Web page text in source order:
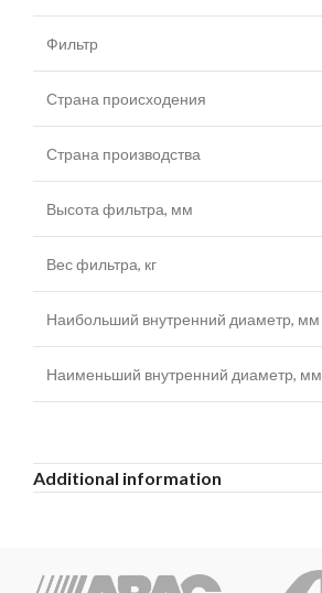
Фильтр
Страна происходения
Страна производства
Высота фильтра, мм
Вес фильтра, кг
Наибольший внутренний диаметр, мм
Наименьший внутренний диаметр, мм
Additional information